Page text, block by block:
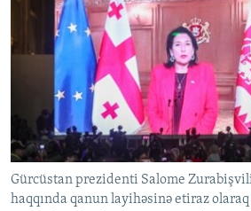
VIDEO
FOTOQALEREYA
İNFOQRAFIKA
KARIKATURA
RADIO ARXIV
OXU ZALI
AZƏRBAYCAN ƏDƏBIYYATI KITABXANASI
İSLAM VƏ DEMOKRATIYA
İZ - MƏDƏNIYYƏT PROQRAMI
HAQQIMIZDA
MISSIYAMIZ
PEŞƏ ETIKASI VƏ JURNALISTIKA
MATERIALLARIMIZDAN ISTIFADƏ
BIZIMLƏ ƏLAQƏ
BIZI IZLƏ
RFE/RL-in bütün saytları
Gürcüstan prezidenti Salome
haqqında qanun layihəsinə etiraz